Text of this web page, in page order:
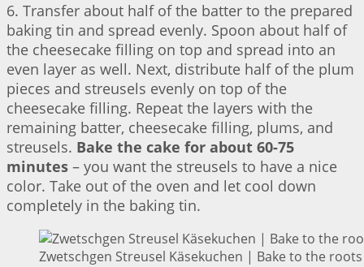
6. Transfer about half of the batter to the prepared
baking tin and spread evenly. Spoon about half of
the cheesecake filling on top and spread into an
even layer as well. Next, distribute half of the plum
pieces and streusels evenly on top of the
cheesecake filling. Repeat the layers with the
remaining batter, cheesecake filling, plums, and
streusels. Bake the cake for about 60-75
minutes – you want the streusels to have a nice
color. Take out of the oven and let cool down
completely in the baking tin.
Zwetschgen Streusel Käsekuchen | Bake to the roots